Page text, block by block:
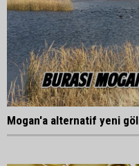
Mogan'a alternatif yeni göl